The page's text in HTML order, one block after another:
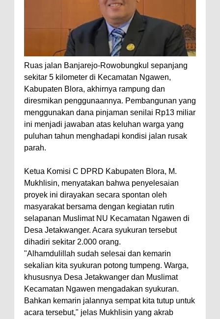
Ruas jalan Banjarejo-Rowobungkul sepanjang
sekitar 5 kilometer di Kecamatan Ngawen,
Kabupaten Blora, akhirnya rampung dan
diresmikan penggunaannya. Pembangunan yang
menggunakan dana pinjaman senilai Rp13 miliar
ini menjadi jawaban atas keluhan warga yang
puluhan tahun menghadapi kondisi jalan rusak
parah.
Ketua Komisi C DPRD Kabupaten Blora, M.
Mukhlisin, menyatakan bahwa penyelesaian
proyek ini dirayakan secara spontan oleh
masyarakat bersama dengan kegiatan rutin
selapanan Muslimat NU Kecamatan Ngawen di
Desa Jetakwanger. Acara syukuran tersebut
dihadiri sekitar 2.000 orang.
"Alhamdulillah sudah selesai dan kemarin
sekalian kita syukuran potong tumpeng. Warga,
khususnya Desa Jetakwanger dan Muslimat
Kecamatan Ngawen mengadakan syukuran.
Bahkan kemarin jalannya sempat kita tutup untuk
acara tersebut," jelas Mukhlisin yang akrab